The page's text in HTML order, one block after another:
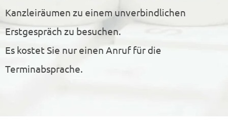
Kanzleiräumen zu einem unverbindlichen
Erstgespräch zu besuchen.
Es kostet Sie nur einen Anruf für die
Terminabsprache.